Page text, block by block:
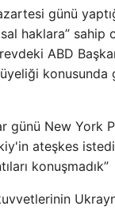
günü
haklara” sahip
ABD
konusunda
günü New York
ateşkes
konuşmadık”